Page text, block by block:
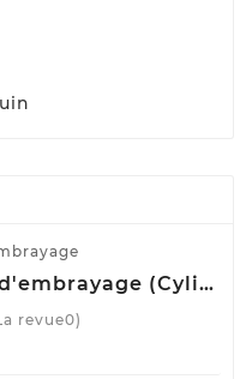
Emetteur d'embrayage (Cylindre émetteur de débrayage) NK 832508
revue0)